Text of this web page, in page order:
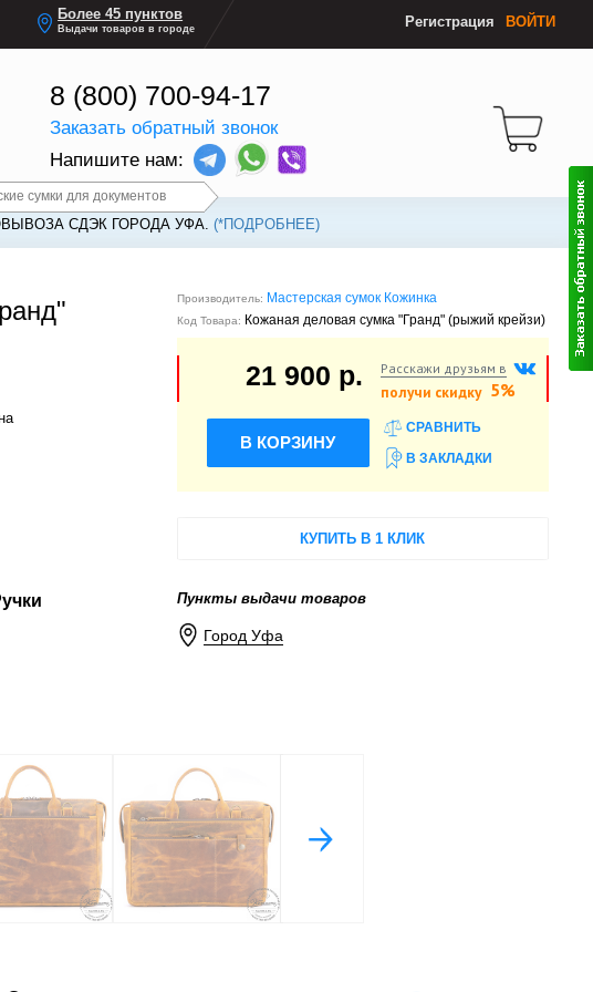
Более 45 пунктов
Выдачи товаров в городе Регистрация ВОЙТИ
8 (800) 700-94-17
Заказать обратный звонок
Напишите нам:
сумки для документов
СДЭК ГОРОДА УФА. (*ПОДРОБНЕЕ)
Производитель: Мастерская сумок Кожинка
Код Товара: Кожаная деловая сумка "Гранд" (рыжий крейзи)
21 900 р. Расскажи друзьям в
получи скидку 5%
В КОРЗИНУ
СРАВНИТЬ
В ЗАКЛАДКИ
КУПИТЬ В 1 КЛИК
Пункты выдачи товаров
Город Уфа